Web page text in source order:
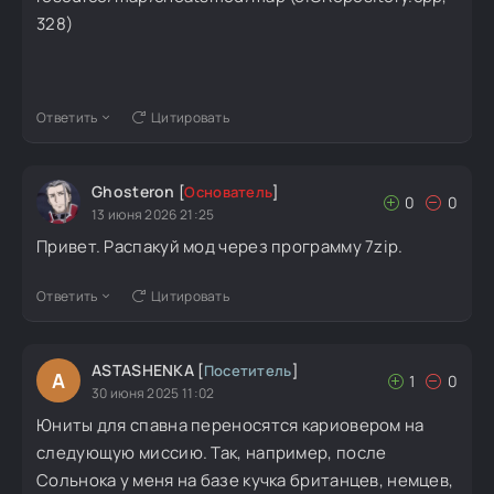
328)
Ответить Цитировать
Ghosteron [Основатель]
13 июня 2026 21:25
0 0
Привет. Распакуй мод через программу 7zip.
Ответить Цитировать
A ASTASHENKA [Посетитель]
30 июня 2025 11:02
1 0
Юниты для спавна переносятся кариовером на
следующую миссию. Так, например, после
Сольнока у меня на базе кучка британцев, немцев,